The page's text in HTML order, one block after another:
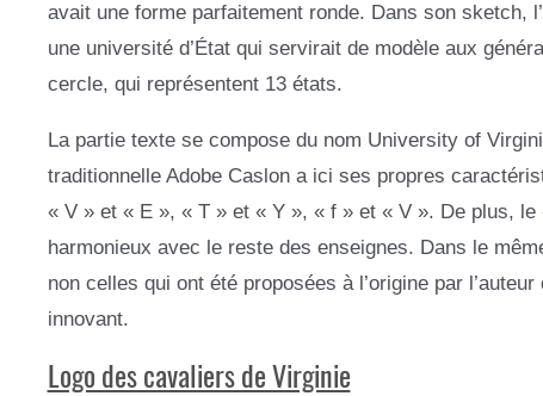
avait une forme parfaitement ronde. Dans son sketch,
une université d’État qui servirait de modèle aux
cercle, qui représentent 13 états.
La partie texte se compose du nom University of
traditionnelle Adobe Caslon a ici ses propres
« V » et « E », « T » et « Y », « f » et « V ». De plus,
harmonieux avec le reste des enseignes. Dans le
non celles qui ont été proposées à l’origine par
innovant.
Logo des cavaliers de Virginie